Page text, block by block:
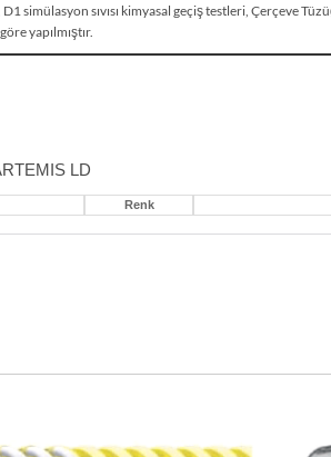
simülasyon sıvısı kimyasal geçiş testleri, Çerçeve
yapılmıştır.
LD
Renk